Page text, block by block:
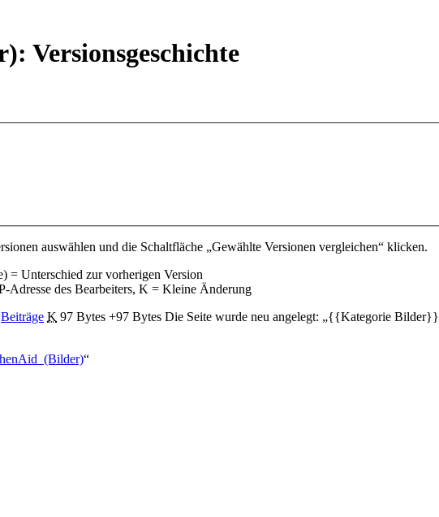
Versionsgeschichte
auswählen und die Schaltfläche „Gewählte Versionen vergleichen“ klicken.
= Unterschied zur vorherigen Version
Adresse des Bearbeiters, K = Kleine Änderung
Beiträge K 97 Bytes +97 Bytes Die Seite wurde neu angelegt: „{{Kategorie Bilder}}
“